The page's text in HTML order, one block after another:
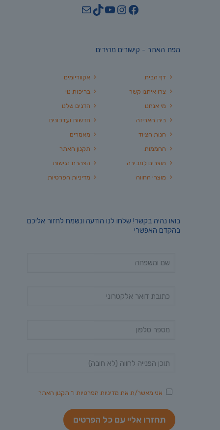
Facebook
Instagram
YouTube
TikTok
Mail
מפת האתר - קישורים מהירים
אקווריומים
בריכות נוי
הדגים שלנו
חדשות ועדכונים
מאמרים
תקנון האתר
הצהרת נגישות
מדיניות הפרטיות
דף הבית
צרו איתנו קשר
מי אנחנו
בית האריזה
חנות הציוד
החממות
מוצרים למכירה
מוצרי החווה
בואו נהיה בקשר! שלחו לנו הודעה ונשמח לחזור אליכם
בהקדם האפשרי
אני מאשר/ת את מדיניות הפרטיותו־ תקנון האתר